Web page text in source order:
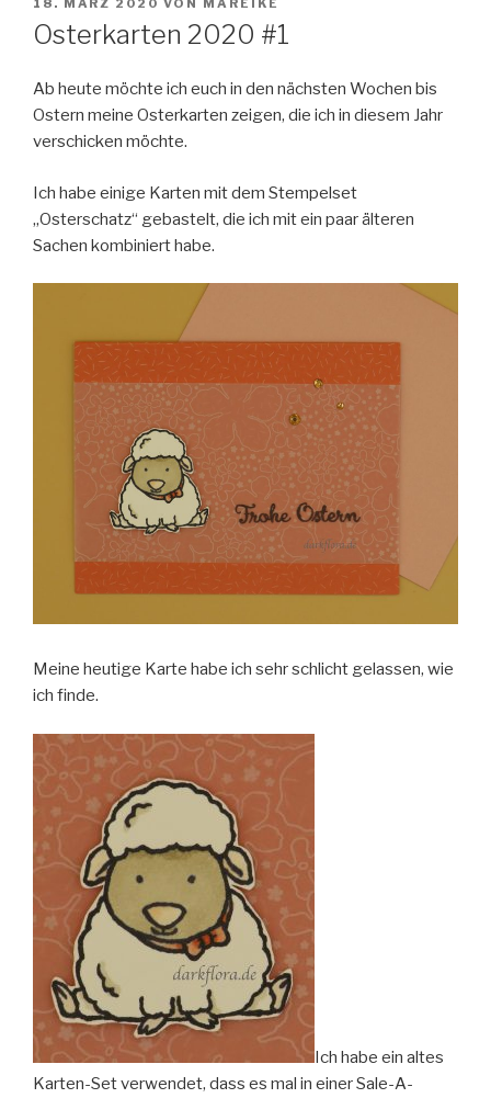
AM
18. MÄRZ 2020 VON MAREIKE
Osterkarten 2020 #1
Ab heute möchte ich euch in den nächsten Wochen bis
Ostern meine Osterkarten zeigen, die ich in diesem Jahr
verschicken möchte.
Ich habe einige Karten mit dem Stempelset
„Osterschatz“ gebastelt, die ich mit ein paar älteren
Sachen kombiniert habe.
Meine heutige Karte habe ich sehr schlicht gelassen, wie
ich finde.
Ich habe ein altes
Karten-Set verwendet, dass es mal in einer Sale-A-